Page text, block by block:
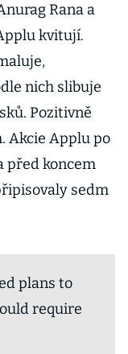
Rana a
kvitují.
nich slibuje
Pozitivně
Akcie Applu po
před koncem
sedm
plans to
require